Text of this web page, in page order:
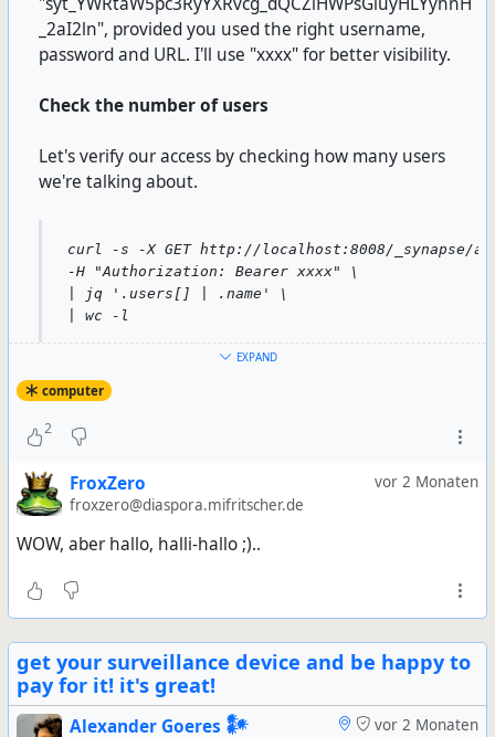
_2aI2ln", provided you used the right username,
password and URL. I'll use "xxxx" for better visibility.
Check the number of users
Let's verify our access by checking how many users
we're talking about.
curl -s -X GET http://localhost:8008/_synapse/
-H "Authorization: Bearer xxxx" \
| jq '.users[] | .name' \
| wc -l
The limit of 1 million is sort of necessary: you can't say
"every user", but if you don't provide a limit, you'll only
Now that you know how many users there are in your
database, let's remove them all.
Remove all users
remove my admin account, which could complicate
things". Good thinking, but no: Matrix won't remove
your admin account. This means you'll have to
EXPAND
computer
2
vor 2 Monaten
FroxZero
froxzero@diaspora.mifritscher.de
WOW, aber hallo, halli-hallo ;)..
get your surveillance device and be happy to
pay for it! it's great!
vor 2 Monaten
Alexander Goeres 𒀯